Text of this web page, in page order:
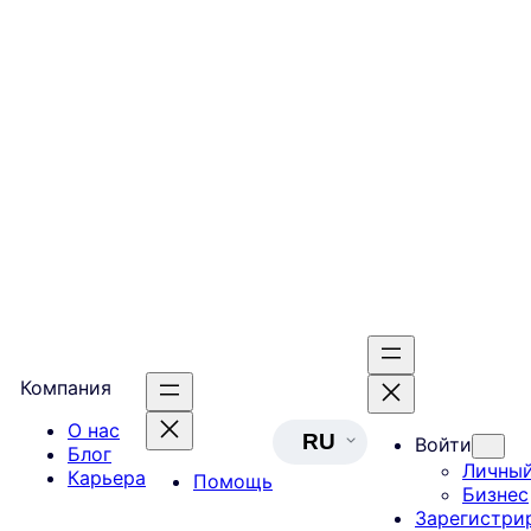
Компания
О нас
Блог
Карьера
Помощь
RU
Войти
Бизнес